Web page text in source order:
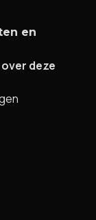
en
deze